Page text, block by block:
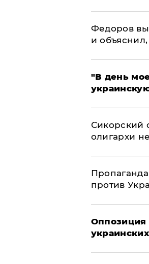
Федоров
и
​"В день
Сикорский
олигархи
против
Оппозиция